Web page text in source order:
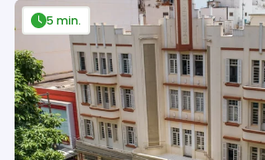
5 min.